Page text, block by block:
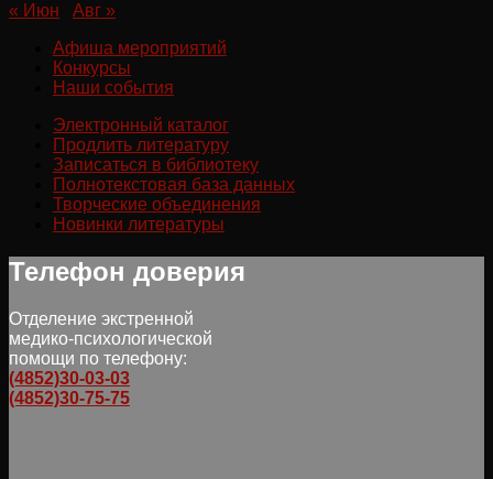
« Июн
Авг »
Афиша мероприятий
Конкурсы
Наши события
Электронный каталог
Продлить литературу
Записаться в библиотеку
Полнотекстовая база данных
Творческие объединения
Новинки литературы
Телефон доверия
Отделение экстренной
медико-психологической
помощи по телефону:
(4852)30-03-03
(4852)30-75-75